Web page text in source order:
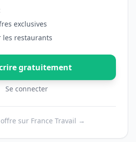
exclusives
les restaurants
gratuitement
Se connecter
sur France Travail →